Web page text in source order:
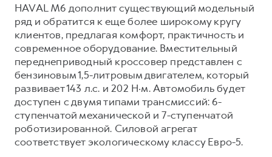
POER
от 3 449 000 ₽
Система управления автопарком
Сервис для корпоративных клиентов
HAVAL Лизинг
АКСЕССУАРЫ HAVAL
Автомобильные аксессуары
Коллекция CITY
Подписки
АКСЕССУАРЫ HAVAL
Автомобильные аксессуары
Коллекция CITY
Коллекция Базовая
Коллекция Детская
HAVAL M6 дополнит существующий модельный
ряд и обратится к еще более широкому кругу
клиентов, предлагая комфорт, практичность и
современное оборудование. Вместительный
переднеприводный кроссовер представлен с
бензиновым 1,5-литровым двигателем, который
развивает 143 л.с. и 202 Н·м. Автомобиль будет
доступен с двумя типами трансмиссий: 6-
ступенчатой механической и 7-ступенчатой
роботизированной. Силовой агрегат
соответствует экологическому классу Евро-5.